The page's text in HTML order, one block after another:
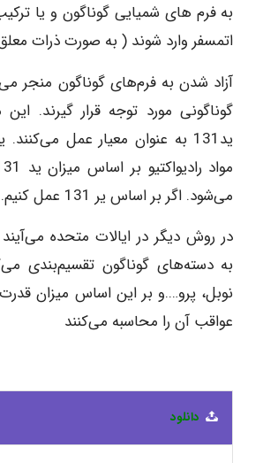
به فرم های شمیایی گوناگون و یا
اتمسفر وارد شوند ( به صورت ذرات
آزاد شدن به فرم‌های گوناگون منجر
گوناگونی مورد توجه قرار گیرند.
ید131 به عنوان معیار عمل
می‌شود. اگر بر اساس یر 131 عمل کنیم.
در روش دیگر در ایالات متحده می‌آیند
به دسته‌های گوناگون تقسیم‌بندی
نوبل، پرو….و بر این اساس میزان قدرت
عواقب آن را محاسبه می‌کنند
دانلود